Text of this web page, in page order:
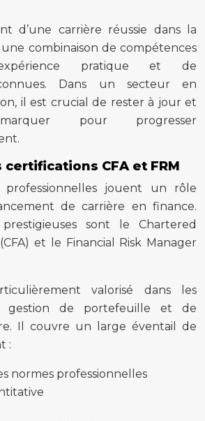
d’une carrière réussie dans la
combinaison de compétences
pratique et de
Dans un secteur en
il est crucial de rester à jour et
pour progresser
CFA et FRM
professionnelles jouent un rôle
de carrière en finance.
sont le Chartered
et le Financial Risk Manager
valorisé dans les
gestion de portefeuille et de
Il couvre un large éventail de
:
normes professionnelles